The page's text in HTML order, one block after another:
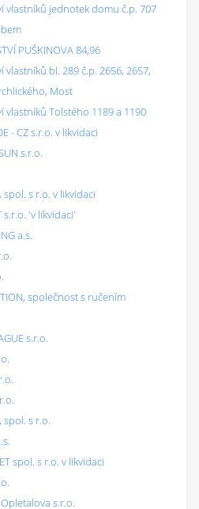
vlastníků jednotek domu č.p. 707
PUŠKINOVA 84,96
vlastníků bl. 289 č.p. 2656, 2657,
Most
vlastníků Tolstého 1189 a 1190
- CZ s.r.o. v likvidaci
s.r.o.
spol. s r.o. v likvidaci
s.r.o. 'v likvidaci'
a.s.
společnost s ručením
s.r.o.
spol. s r.o.
spol. s r.o. v likvidaci
Opletalova s.r.o.